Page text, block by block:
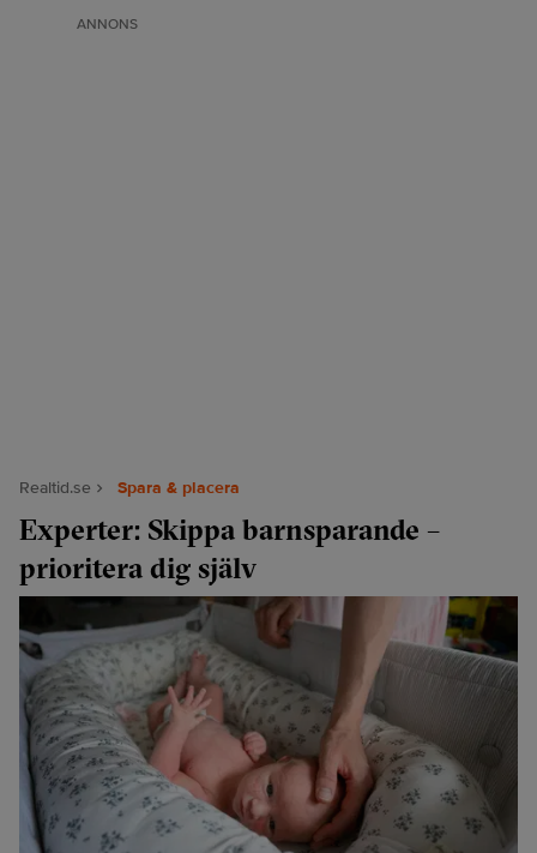
ANNONS
Realtid.se Spara & placera
Experter: Skippa barnsparande –
prioritera dig själv